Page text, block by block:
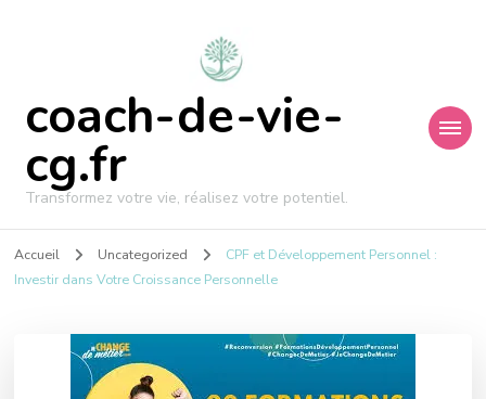
coach-de-vie-
cg.fr
Transformez votre vie, réalisez votre potentiel.
Accueil Uncategorized
CPF et Développement Personnel :
Investir dans Votre Croissance Personnelle